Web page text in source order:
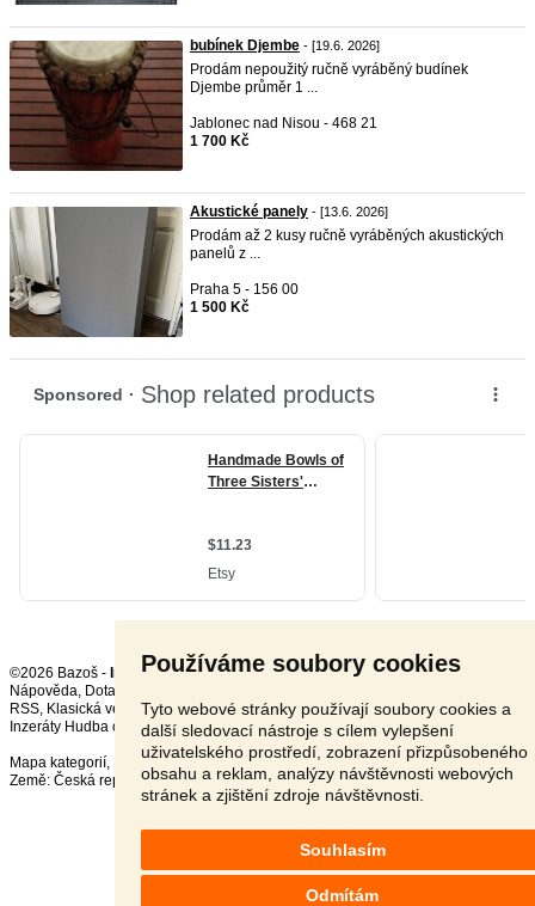
Používáme soubory cookies
Tyto webové stránky používají soubory cookies a
další sledovací nástroje s cílem vylepšení
uživatelského prostředí, zobrazení přizpůsobeného
obsahu a reklam, analýzy návštěvnosti webových
stránek a zjištění zdroje návštěvnosti.
Souhlasím
Odmítám
bubínek Djembe - [19.6. 2026]
Prodám nepoužitý ručně vyráběný budínek
Djembe průměr 1 ...
Jablonec nad Nisou - 468 21
1 700 Kč
Akustické panely - [13.6. 2026]
Prodám až 2 kusy ručně vyráběných akustických
panelů z ...
Praha 5 - 156 00
1 500 Kč
©2026 Bazoš - Inzerce, Bazar
Nápověda, Dotazy
RSS,
Inzeráty Hudba celkem:18813, za 24 hodin:564
Mapa kategorií,
Nejvyhledávanější výrazy
Země: Česká republika,Slovensko,Polsko,Rakousko